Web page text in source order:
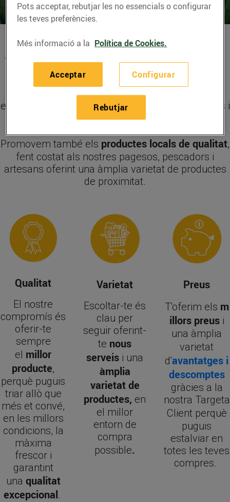
A Bonpreu i Esclat som els referents a Catalunya
productes frescos
i de qualitat. En els nostres
establiments i en el servei de compra online,
t'oferim una àmplia varietat de productes, una
excel·lent atenció al client, preus molt competitius i
un entorn de compra agradable i còmode.
Promovem també els productes locals de qualitat,
fent costat als nostres pagesos, pescadors i
artesans oferint una àmplia varietat de productes
de proximitat.
Qualitat
El nostre
compromís és
oferir-te
sempre
el millor
producte,
perquè puguis
triar allò que
més et convé,
en les millors
condicions, la
màxima
frescor i
garantint
una qualitat
excepcional.
Varietat
Escoltar-te és
clau per
seguir oferint-
te nous
serveis i una
àmplia
varietat de
productes, en
el millor
entorn de
compra
possible.
Preus
T'oferim els m
illors preus i
una àmplia
varietat
d'avantatges i
descomptes
gràcies a la
nostra Targeta
Client perquè
puguis
estalviar en
totes les teves
compres.
Pots acceptar, rebutjar les no essencials o configurar
les teves preferències.
Més informació a la Política de Cookies.
Configurar
Rebutjar
Acceptar